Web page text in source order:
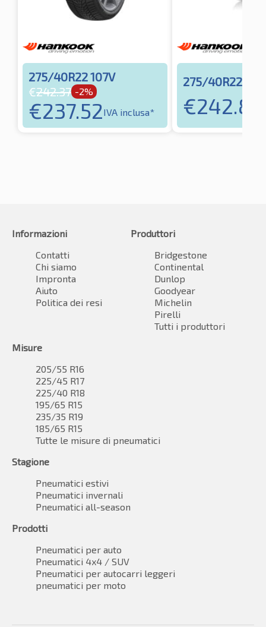
275/40R22 107V
€242.37 -2%
€237.52IVA inclusa*
275/40R22
€242.83
Informazioni
Contatti
Chi siamo
Impronta
Aiuto
Politica dei resi
Produttori
Bridgestone
Continental
Dunlop
Goodyear
Michelin
Pirelli
Tutti i produttori
Misure
205/55 R16
225/45 R17
225/40 R18
195/65 R15
235/35 R19
185/65 R15
Tutte le misure di pneumatici
Stagione
Pneumatici estivi
Pneumatici invernali
Pneumatici all-season
Prodotti
Pneumatici per auto
Pneumatici 4x4 / SUV
Pneumatici per autocarri leggeri
pneumatici per moto